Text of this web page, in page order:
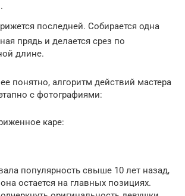
последней. Собирается одна
прядь и делается срез по
длине.
понятно, алгоритм действий мастера
с фотографиями:
каре:
популярность свыше 10 лет назад,
остается на главных позициях.